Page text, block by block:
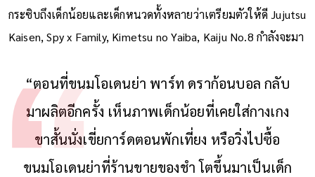
กระซิบถึงเด็กน้อยและเด็กหนวดทั้งหลายว่าเตรียมตัวให้ดี Jujutsu
Kaisen, Spy x Family, Kimetsu no Yaiba, Kaiju No.8 กำลังจะมา
“ตอนที่ขนมโอเดนย่า พาร์ท ดราก้อนบอล กลับ
มาผลิตอีกครั้ง เห็นภาพเด็กน้อยที่เคยใส่กางเกง
ขาสั้นนั่งเขี่ยการ์ดตอนพักเที่ยง หรือวิ่งไปซื้อ
ขนมโอเดนย่าที่ร้านขายของชำ โตขึ้นมาเป็นเด็ก